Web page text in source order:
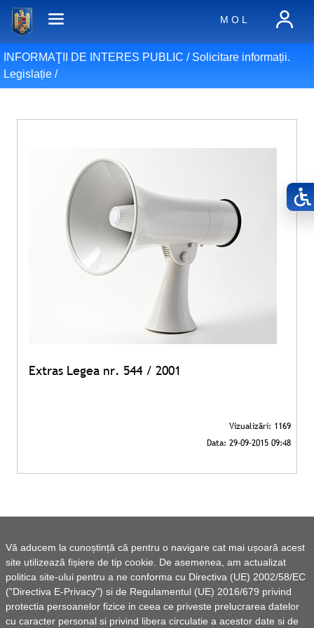
Vă aducem la cunoștință că pentru o navigare cat mai ușoară acest
site utilizează fișiere de tip cookie. De asemenea, am actualizat
politica site-ului pentru a ne conforma cu Directiva (UE) 2002/58/EC
("Directiva E-Privacy") si de Regulamentul (UE) 2016/679 privind
protectia persoanelor fizice in ceea ce priveste prelucrarea datelor
cu caracter personal si privind libera circulatie a acestor date si de
M O L
INFORMAŢII DE INTERES PUBLIC / Solicitare informații.
Legislație/
Extras Legea nr. 544 / 2001